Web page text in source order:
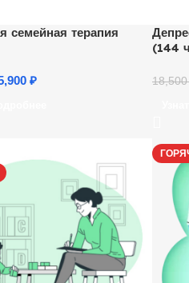
семейная терапия
₽
(144